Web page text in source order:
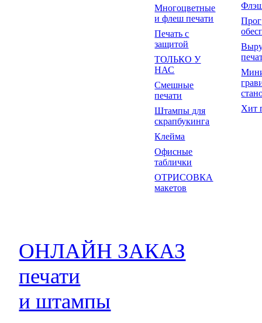
Многоцветные
и флеш печати
Печать с
защитой
ТОЛЬКО У
НАС
Смешные
печати
Штампы для
скрапбукинга
Клейма
Офисные
таблички
ОТРИСОВКА
макетов
Хит
ОНЛАЙН ЗАКАЗ
печати
и штампы